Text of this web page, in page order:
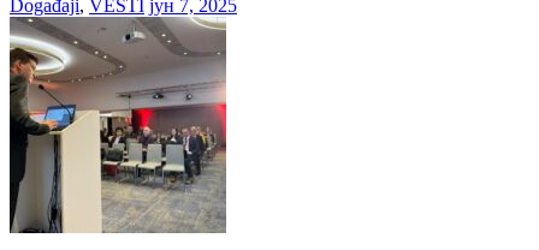
Događaji, VESTI јун 7, 2025